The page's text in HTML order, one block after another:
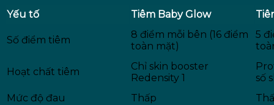
Yếu tố Tiêm Baby Glow
Số điểm tiêm
8 điểm mỗi bên (16 điểm
toàn mặt)
5
Hoạt chất tiêm
Chỉ skin booster
Redensity 1
số
Mức độ đau
Thấp